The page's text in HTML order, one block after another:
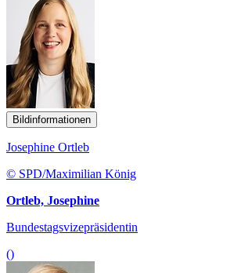
Bildinformationen
Josephine Ortleb
© SPD/Maximilian König
Ortleb, Josephine
Bundestagsvizepräsidentin
()